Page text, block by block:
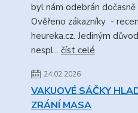
byl nám odebrán
Ověřeno zákazníky -
heureka.cz. Jediným
nespl... číst celé
24.02.2026
VAKUOVÉ SÁČKY
ZRÁNÍ MASA